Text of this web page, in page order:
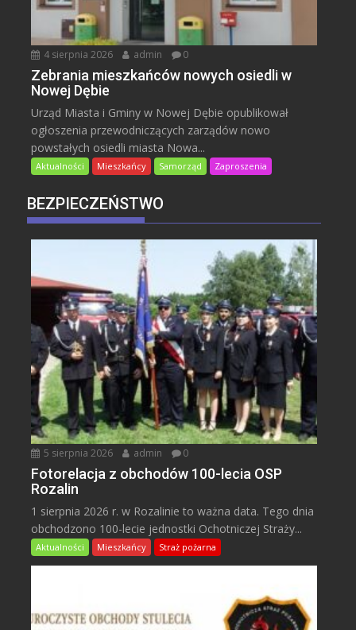
4 sierpnia 2026 admin 0
Zebrania mieszkańców nowych osiedli w
Nowej Dębie
Urząd Miasta i Gminy w Nowej Dębie opublikował
ogłoszenia przewodniczących zarządów nowo
powstałych osiedli miasta Nowa...
Aktualności Mieszkańcy Samorząd Zaproszenia
BEZPIECZEŃSTWO
5 sierpnia 2026 admin 0
Fotorelacja z obchodów 100-lecia OSP
Rozalin
1 sierpnia 2026 r. w Rozalinie to ważna data. Tego dnia
obchodzono 100-lecie jednostki Ochotniczej Straży...
Aktualności Mieszkańcy Straż pożarna